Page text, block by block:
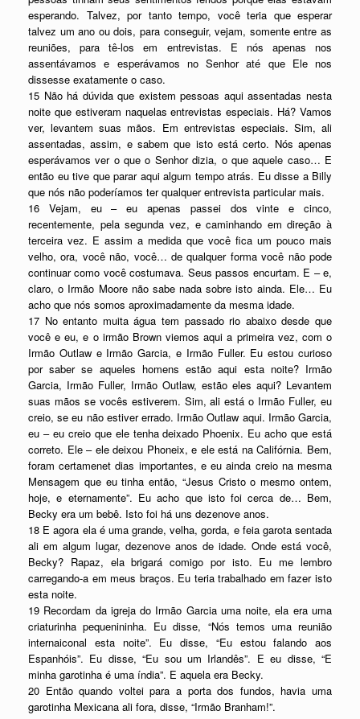
esperando. Talvez, por tanto tempo, você teria que esperar
talvez um ano ou dois, para conseguir, vejam, somente entre as
reuniões, para tê-los em entrevistas. E nós apenas nos
assentávamos e esperávamos no Senhor até que Ele nos
dissesse exatamente o caso.
15 Não há dúvida que existem pessoas aqui assentadas nesta
noite que estiveram naquelas entrevistas especiais. Há? Vamos
ver, levantem suas mãos. Em entrevistas especiais. Sim, ali
assentadas, assim, e sabem que isto está certo. Nós apenas
esperávamos ver o que o Senhor dizia, o que aquele caso… E
então eu tive que parar aqui algum tempo atrás. Eu disse a Billy
que nós não poderíamos ter qualquer entrevista particular mais.
16 Vejam, eu – eu apenas passei dos vinte e cinco,
recentemente, pela segunda vez, e caminhando em direção à
terceira vez. E assim a medida que você fica um pouco mais
velho, ora, você não, você… de qualquer forma você não pode
continuar como você costumava. Seus passos encurtam. E – e,
claro, o Irmão Moore não sabe nada sobre isto ainda. Ele… Eu
acho que nós somos aproximadamente da mesma idade.
17 No entanto muita água tem passado rio abaixo desde que
você e eu, e o irmão Brown viemos aqui a primeira vez, com o
Irmão Outlaw e Irmão Garcia, e Irmão Fuller. Eu estou curioso
por saber se aqueles homens estão aqui esta noite? Irmão
Garcia, Irmão Fuller, Irmão Outlaw, estão eles aqui? Levantem
suas mãos se vocês estiverem. Sim, ali está o Irmão Fuller, eu
creio, se eu não estiver errado. Irmão Outlaw aqui. Irmão Garcia,
eu – eu creio que ele tenha deixado Phoenix. Eu acho que está
correto. Ele – ele deixou Phoneix, e ele está na Califórnia. Bem,
foram certamenet dias importantes, e eu ainda creio na mesma
Mensagem que eu tinha então, “Jesus Cristo o mesmo ontem,
hoje, e eternamente”. Eu acho que isto foi cerca de… Bem,
Becky era um bebê. Isto foi há uns dezenove anos.
18 E agora ela é uma grande, velha, gorda, e feia garota sentada
ali em algum lugar, dezenove anos de idade. Onde está você,
Becky? Rapaz, ela brigará comigo por isto. Eu me lembro
carregando-a em meus braços. Eu teria trabalhado em fazer isto
esta noite.
19 Recordam da igreja do Irmão Garcia uma noite, ela era uma
criaturinha pequenininha. Eu disse, “Nós temos uma reunião
internaiconal esta noite”. Eu disse, “Eu estou falando aos
Espanhóis”. Eu disse, “Eu sou um Irlandês”. E eu disse, “E
minha garotinha é uma índia”. E aquela era Becky.
20 Então quando voltei para a porta dos fundos, havia uma
garotinha Mexicana ali fora, disse, “Irmão Branham!”.